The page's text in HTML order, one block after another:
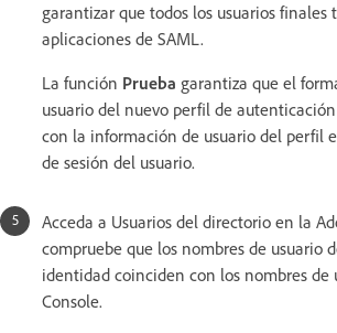
garantizar que todos los usuarios finales
aplicaciones de SAML.
La función Prueba garantiza que el
usuario del nuevo perfil de
con la información de usuario del perfil
de sesión del usuario.
Acceda a Usuarios del directorio en la
compruebe que los nombres de usuario
identidad coinciden con los nombres de
Console.